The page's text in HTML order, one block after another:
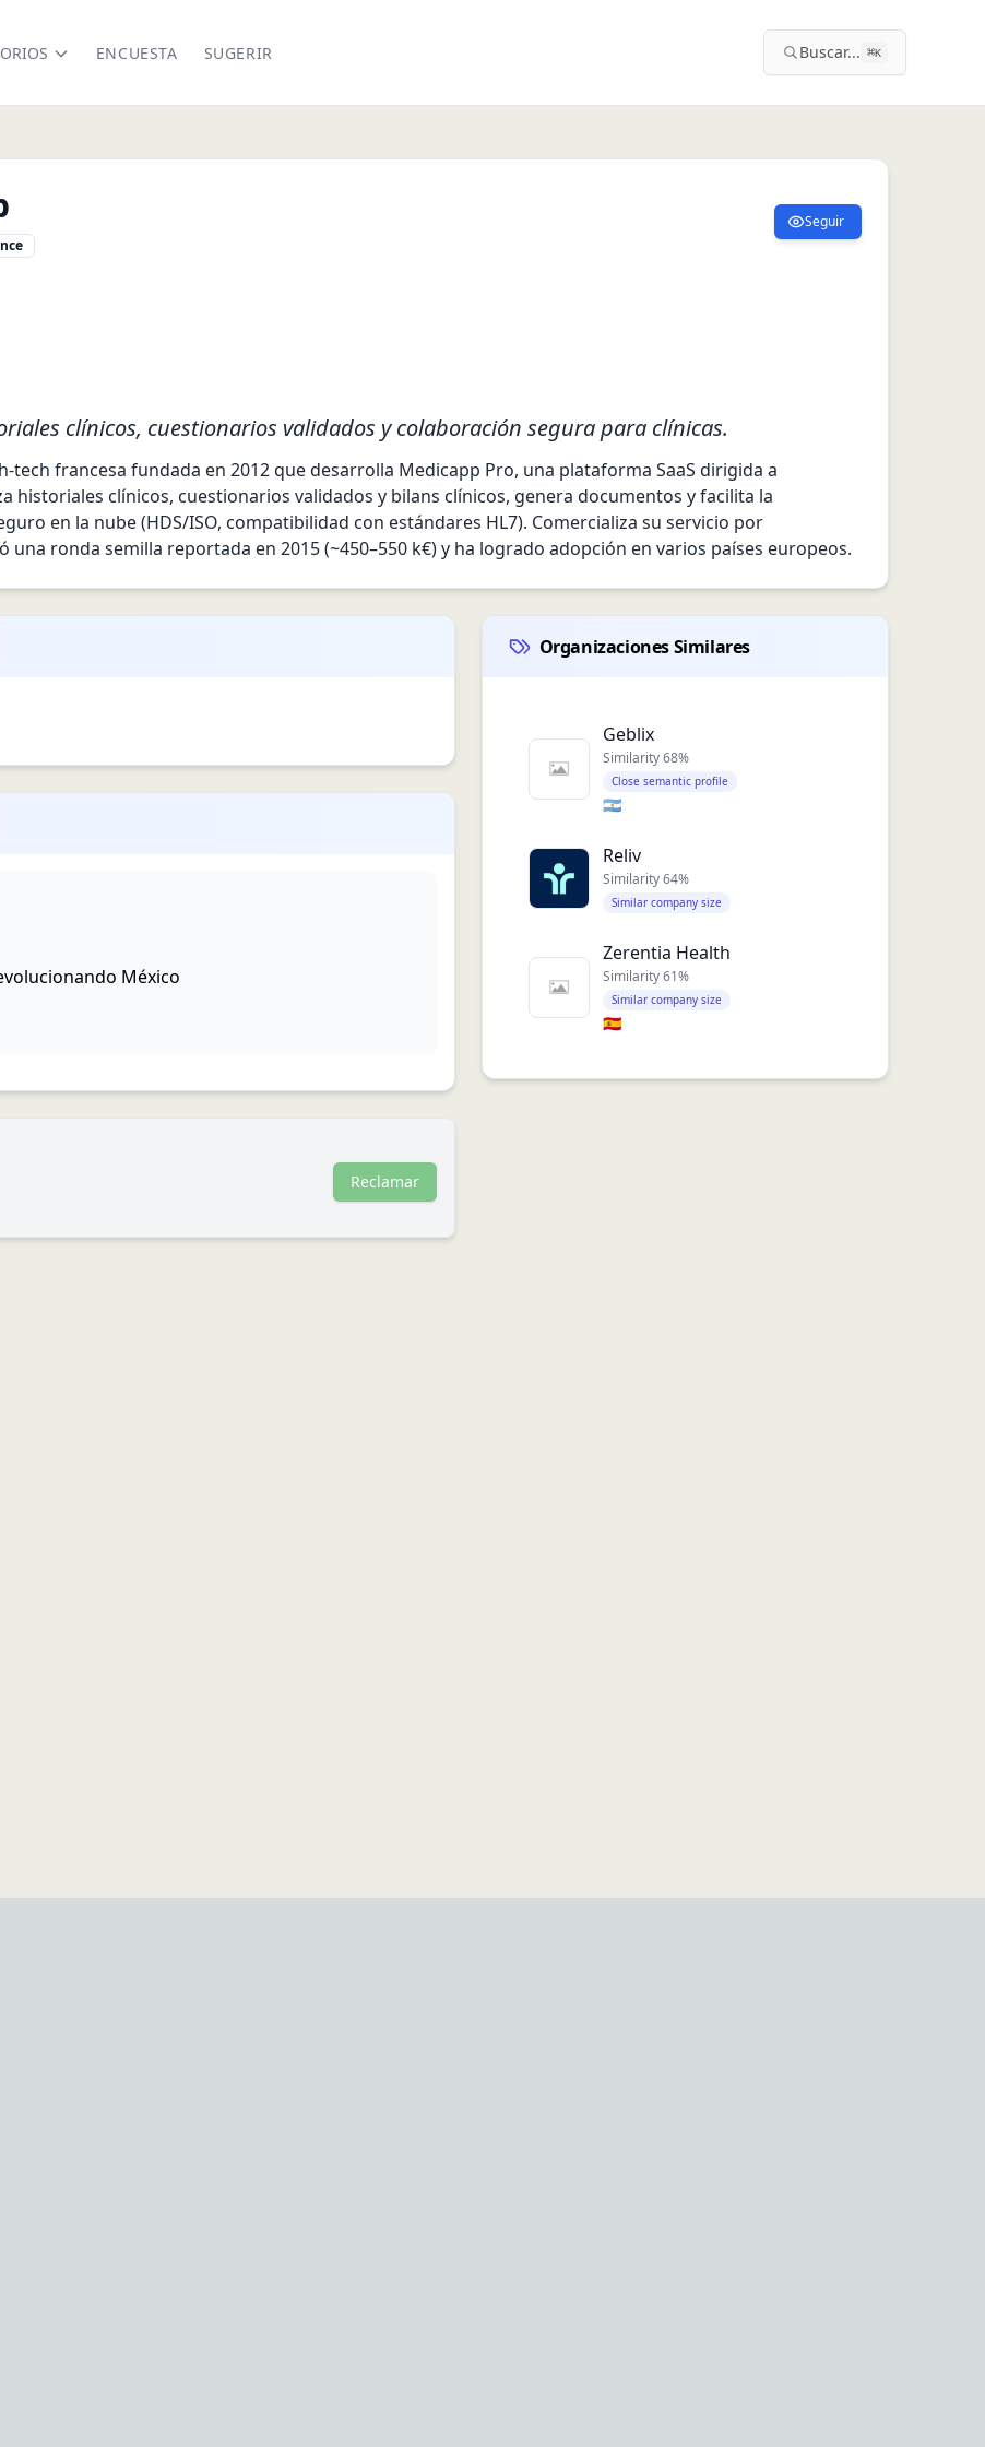
ENCUESTA SUGERIR Buscar... ⌘K
Seguir
medicapp/
clínicos, cuestionarios validados y colaboración segura para clínicas.
tech francesa fundada en 2012 que desarrolla Medicapp Pro, una plataforma SaaS dirigida a
historiales clínicos, cuestionarios validados y bilans clínicos, genera documentos y facilita la
en la nube (HDS/ISO, compatibilidad con estándares HL7). Comercializa su servicio por
ronda semilla reportada en 2015 (~450–550 k€) y ha logrado adopción en varios países europeos.
México
Reclamar
Organizaciones Similares
Geblix
Similarity68%
Close semantic profile
🇦🇷
Reliv
Similarity64%
Similar company size
Zerentia Health
Similarity61%
Similar company size
🇪🇸